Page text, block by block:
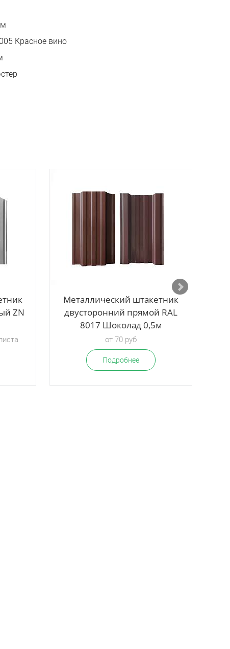
Красное вино
ZN
Металлический штакетник
двусторонний прямой RAL
8017 Шоколад 0,5м
от 70 руб
Подробнее